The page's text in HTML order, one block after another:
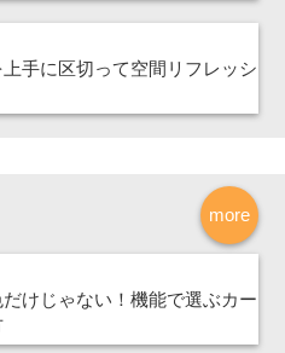
手に区切って空間リフレッシ
more
けじゃない！機能で選ぶカー